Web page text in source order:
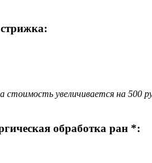
стоимость увеличивается на 500
обработка ран *: